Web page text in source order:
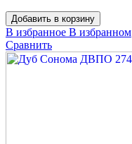
Добавить в корзину
В избранное В избранном
Сравнить